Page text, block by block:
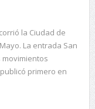
la Ciudad de
La entrada San
movimientos
primero en